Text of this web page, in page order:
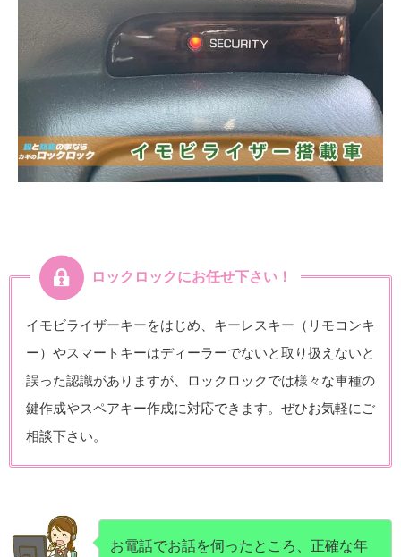
ロックロックにお任せ下さい！
イモビライザーキーをはじめ、キーレスキー（リモコンキ
ー）やスマートキーはディーラーでないと取り扱えないと
誤った認識がありますが、ロックロックでは様々な車種の
鍵作成やスペアキー作成に対応できます。ぜひお気軽にご
相談下さい。
お電話でお話を伺ったところ、正確な年